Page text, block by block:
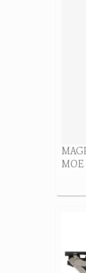
MOE